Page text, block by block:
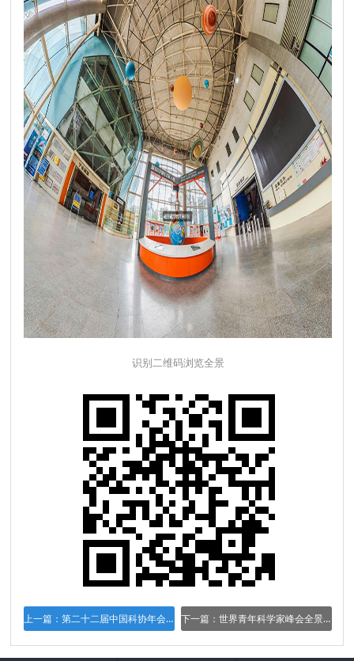
识别二维码浏览全景
上一篇：第二十二届中国科协年会全景拍摄 下一篇： 世界青年科学家峰会全景拍摄